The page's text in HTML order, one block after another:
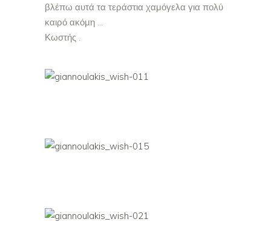
βλέπω αυτά τα τεράστια χαμόγελα για πολύ
καιρό ακόμη …
Κωστής .